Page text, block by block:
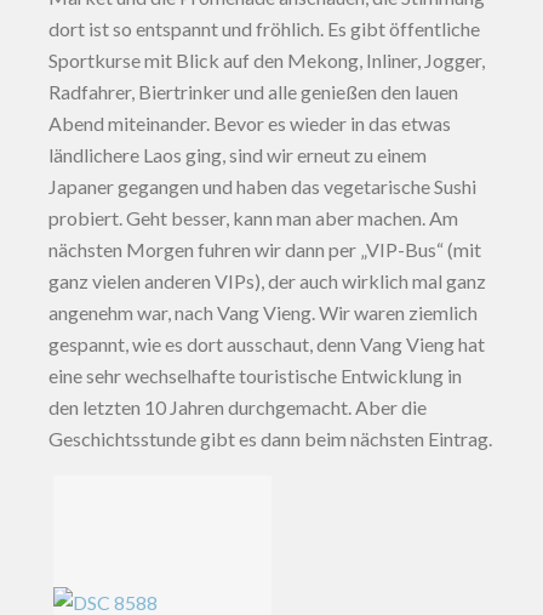
dort ist so entspannt und fröhlich. Es gibt öffentliche
Sportkurse mit Blick auf den Mekong, Inliner, Jogger,
Radfahrer, Biertrinker und alle genießen den lauen
Abend miteinander. Bevor es wieder in das etwas
ländlichere Laos ging, sind wir erneut zu einem
Japaner gegangen und haben das vegetarische Sushi
probiert. Geht besser, kann man aber machen. Am
nächsten Morgen fuhren wir dann per „VIP-Bus“ (mit
ganz vielen anderen VIPs), der auch wirklich mal ganz
angenehm war, nach Vang Vieng. Wir waren ziemlich
gespannt, wie es dort ausschaut, denn Vang Vieng hat
eine sehr wechselhafte touristische Entwicklung in
den letzten 10 Jahren durchgemacht. Aber die
Geschichtsstunde gibt es dann beim nächsten Eintrag.